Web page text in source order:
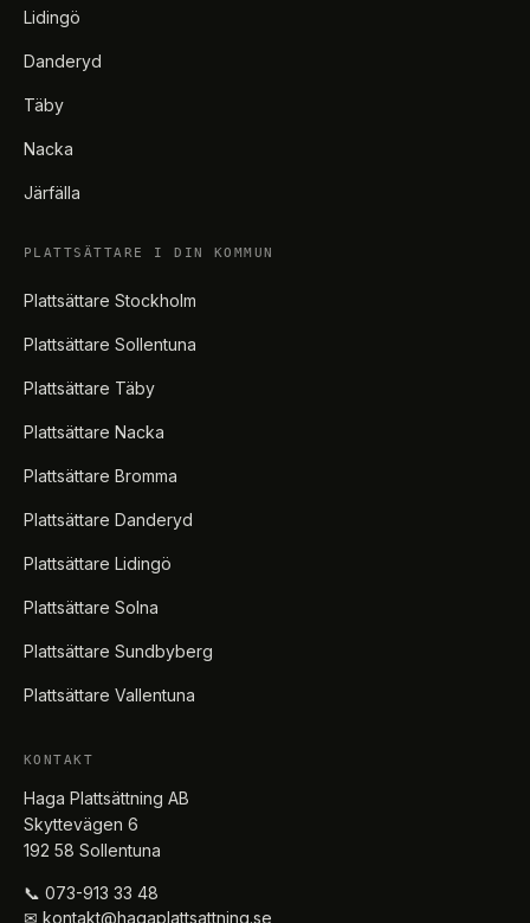
Lidingö
Danderyd
Täby
Nacka
Järfälla
PLATTSÄTTARE I DIN KOMMUN
Plattsättare Stockholm
Plattsättare Sollentuna
Plattsättare Täby
Plattsättare Nacka
Plattsättare Bromma
Plattsättare Danderyd
Plattsättare Lidingö
Plattsättare Solna
Plattsättare Sundbyberg
Plattsättare Vallentuna
KONTAKT
Haga Plattsättning AB
Skyttevägen 6
192 58 Sollentuna
📞 073-913 33 48
✉ kontakt@hagaplattsattning.se